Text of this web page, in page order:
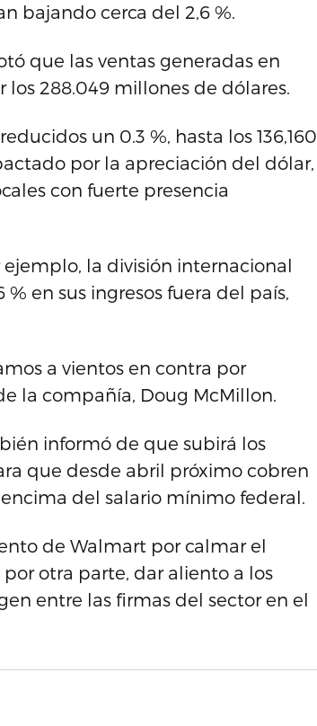
bajando cerca del 2,6 %.
que las ventas generadas en
los 288.049 millones de dólares.
un 0.3 %, hasta los 136,160
por la apreciación del dólar,
con fuerte presencia
ejemplo, la división internacional
en sus ingresos fuera del país,
a vientos en contra por
la compañía, Doug McMillon.
informó de que subirá los
que desde abril próximo cobren
del salario mínimo federal.
de Walmart por calmar el
otra parte, dar aliento a los
entre las firmas del sector en el